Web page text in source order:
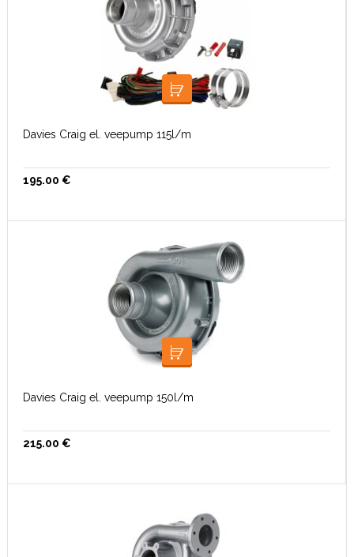
LISA KORVI
Davies Craig el. veepump 115l/m
195.00 €
LISA KORVI
Davies Craig el. veepump 150l/m
215.00 €